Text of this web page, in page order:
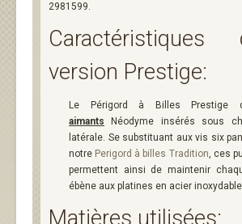
2981599.
version Prestige:
Le Périgord à Billes Prestige
aimants Néodyme insérés sous
latérale. Se substituant aux vis six
notre Perigord à billes Tradition, ces
permettent ainsi de maintenir
ébène aux platines en acier
Matières utilisées: